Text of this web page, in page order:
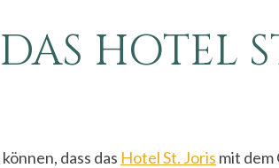
HOTEL
dass das Hotel St. Joris mit dem